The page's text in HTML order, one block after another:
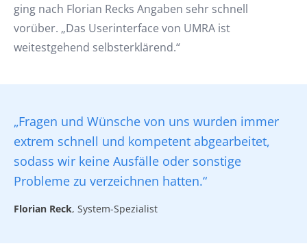
ging nach Florian Recks Angaben sehr schnell
vorüber. „Das Userinterface von UMRA ist
weitestgehend selbsterklärend.“
„Fragen und Wünsche von uns wurden immer
extrem schnell und kompetent abgearbeitet,
sodass wir keine Ausfälle oder sonstige
Probleme zu verzeichnen hatten.“
Florian Reck, System-Spezialist